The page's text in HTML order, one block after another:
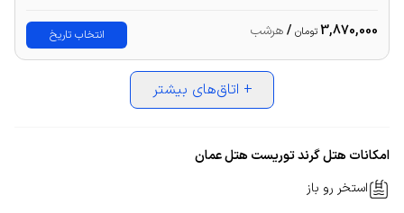
3,870,000تومان /هرشب انتخاب تاریخ
+ اتاق‌های بیشتر
امکانات هتل گرند توریست هتل عمان
استخر رو باز